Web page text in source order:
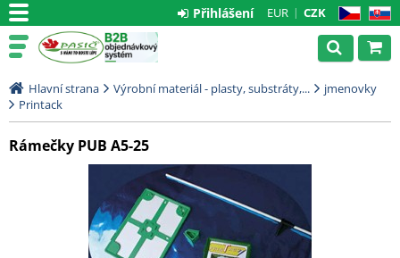
CZ SK
EUR CZK
Přihlášení
Hlavní strana Výrobní materiál - plasty, substráty,...
jmenovky
Printack
Rámečky PUB A5-25